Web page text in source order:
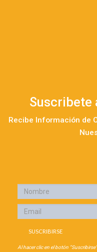
Suscribete
Recibe Información de
Al hacer clic en el botón